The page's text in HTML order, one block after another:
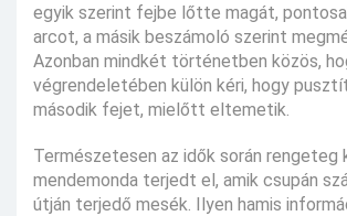
egyik szerint fejbe lőtte magát,
arcot, a másik beszámoló szerint
Azonban mindkét történetben közös,
végrendeletében külön kéri, hogy
második fejet, mielőtt eltemetik.
Természetesen az idők során rengeteg
mendemonda terjedt el, amik csupán
útján terjedő mesék. Ilyen hamis